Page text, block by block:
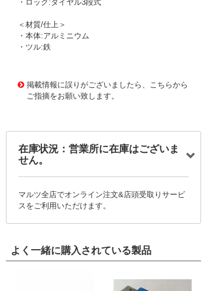
・ロック:ダイヤル3段式
＜材質/仕上＞
・本体:アルミニウム
・ツル:鉄
掲載情報に誤りがございましたら、こちらから
ご指摘をお願い致します。
在庫状況：営業所に在庫はございま
せん。
マルツ全店でオンライン注文&店頭受取りサービ
スをご利用いただけます。
よく一緒に購入されている製品